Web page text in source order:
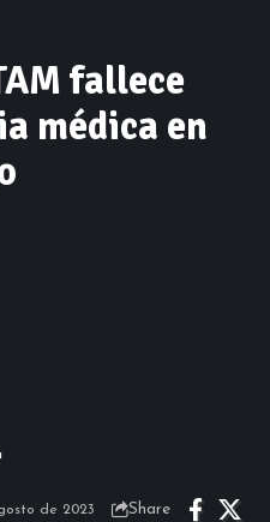
fallece
médica en
de 2023 Share